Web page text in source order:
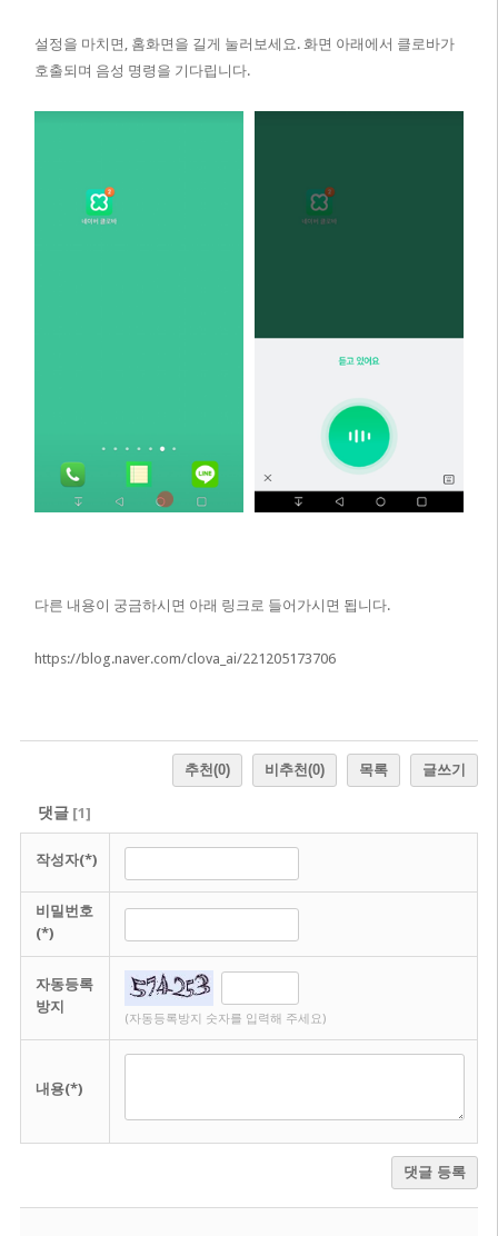
설정을 마치면, 홈화면을 길게 눌러보세요. 화면 아래에서 클로바가
호출되며 음성 명령을 기다립니다.
다른 내용이 궁금하시면 아래 링크로 들어가시면 됩니다.
https://blog.naver.com/clova_ai/221205173706
추천(0) 비추천(0) 목록 글쓰기
댓글[1]
작성자(*)
비밀번호
(*)
자동등록
방지
(자동등록방지 숫자를 입력해 주세요)
내용(*)
댓글 등록